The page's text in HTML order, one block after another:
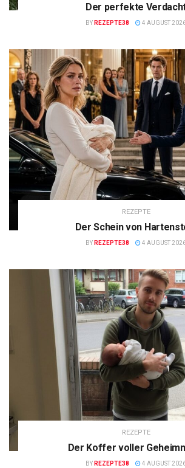
Der perfekte
BY REZEPTE38 4 AUGUST
REZEPTE
Der Schein von
BY REZEPTE38 4 AUGUST
REZEPTE
Der Koffer voller
BY REZEPTE38 4 AUGUST